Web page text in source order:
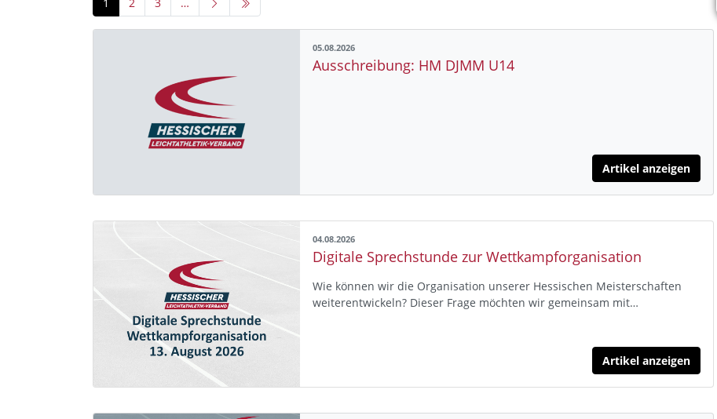
05.08.2026
Ausschreibung: HM DJMM U14
Artikel anzeigen
04.08.2026
Digitale Sprechstunde zur Wettkampforganisation
Wie können wir die Organisation unserer Hessischen Meisterschaften
weiterentwickeln? Dieser Frage möchten wir gemeinsam mit…
Artikel anzeigen